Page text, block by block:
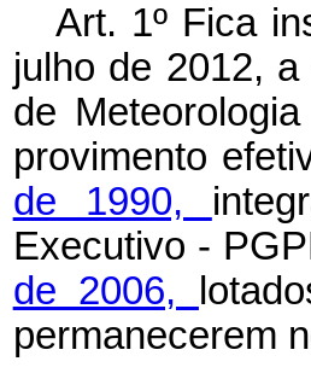
Art. 1º Fica
julho de 2012,
de
provimento
de 1990,
Executivo -
de 2006,
permanecerem